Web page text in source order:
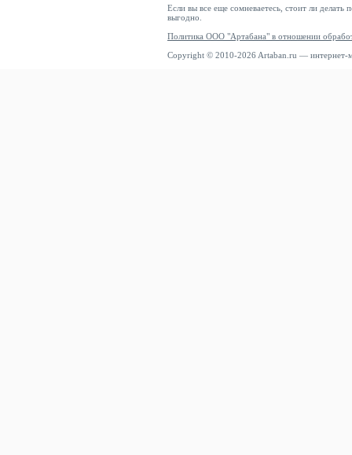
Если вы все еще сомневаетесь, стоит ли делать
выгодно.
Политика ООО "Артабана" в отношении
Copyright © 2010-2026 Artaban.ru — интернет-